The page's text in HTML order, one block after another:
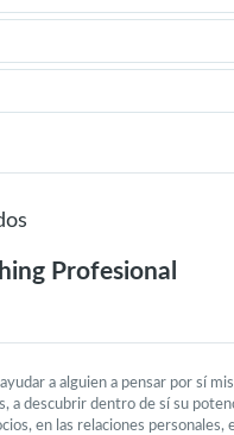
Profesional
a alguien a pensar por sí
a descubrir dentro de sí su
en las relaciones personales,